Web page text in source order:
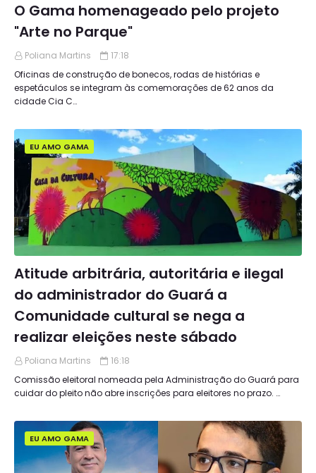
O Gama homenageado pelo projeto
"Arte no Parque"
Poliana Martins
17:18
Oficinas de construção de bonecos, rodas de histórias e
espetáculos se integram às comemorações de 62 anos da
cidade Cia C…
EU AMO GAMA
Atitude arbitrária, autoritária e ilegal
do administrador do Guará a
Comunidade cultural se nega a
realizar eleições neste sábado
Poliana Martins
16:18
Comissão eleitoral nomeada pela Administração do Guará para
cuidar do pleito não abre inscrições para eleitores no prazo. …
EU AMO GAMA